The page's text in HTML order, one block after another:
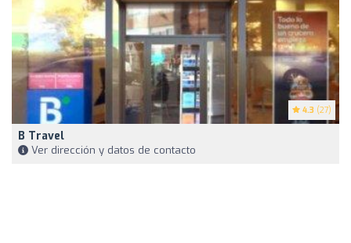
4.3 (27)
B Travel
Ver dirección y datos de contacto